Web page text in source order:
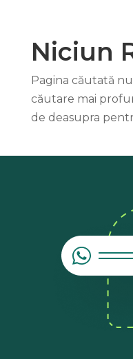
Niciun
Pagina căutată
căutare mai
de deasupra